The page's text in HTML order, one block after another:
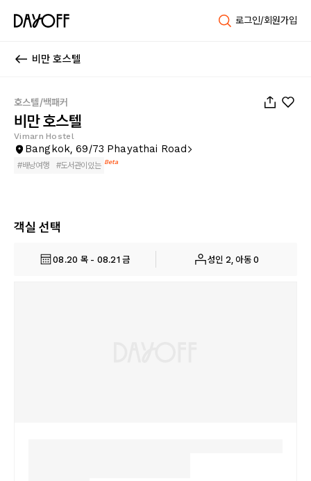
로그인/회원가입
비만 호스텔
호스텔/백패커
비만 호스텔
Vimarn Hostel
Bangkok, 69/73 Phayathai Road
#배낭여행 #도서관이있는 Beta
객실 선택
08.20 목 - 08.21 금 성인 2, 아동 0